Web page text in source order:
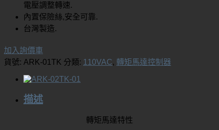
電壓調整轉速.
內置保險絲,安全可靠.
台灣製造.
加入詢價車
貨號: ARK-01TK 分類: 110VAC, 轉矩馬達控制器
描述
轉矩馬達特性